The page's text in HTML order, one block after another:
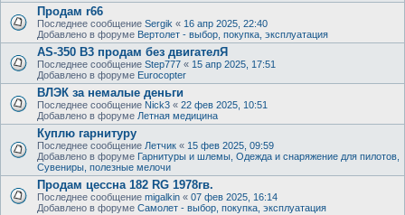
Продам r66
Последнее сообщение Sergik « 16 апр 2025, 22:40
Добавлено в форуме Вертолет - выбор, покупка, эксплуатация
AS-350 B3 продам без двигателЯ
Последнее сообщение Step777 « 15 апр 2025, 17:51
Добавлено в форуме Eurocopter
ВЛЭК за немалые деньги
Последнее сообщение Nick3 « 22 фев 2025, 10:51
Добавлено в форуме Летная медицина
Куплю гарнитуру
Последнее сообщение Летчик « 15 фев 2025, 09:59
Добавлено в форуме Гарнитуры и шлемы, Одежда и снаряжение для пилотов,
Сувениры, полезные мелочи
Продам цессна 182 RG 1978гв.
Последнее сообщение migalkin « 07 фев 2025, 16:14
Добавлено в форуме Самолет - выбор, покупка, эксплуатация